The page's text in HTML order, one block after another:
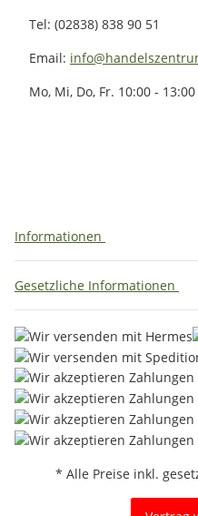
Tel: (02838) 838 90 51
Email:
Mo, Mi, Do, Fr. 10:00 -
Informationen
Gesetzliche Informationen
* Alle Preise inkl.